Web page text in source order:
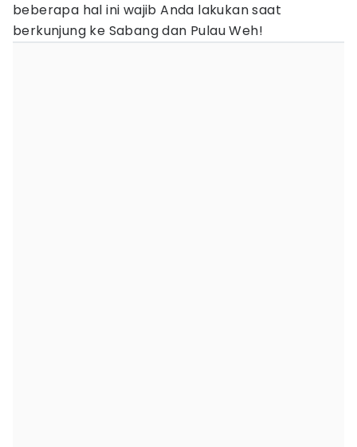
beberapa hal ini wajib Anda lakukan saat
berkunjung ke Sabang dan Pulau Weh!